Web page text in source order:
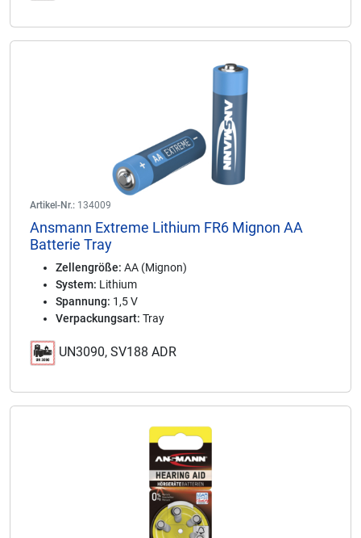
Artikel-Nr.: 134009
Ansmann Extreme Lithium FR6 Mignon AA
Batterie Tray
Zellengröße: AA (Mignon)
System: Lithium
Spannung: 1,5 V
Verpackungsart: Tray
UN3090, SV188 ADR